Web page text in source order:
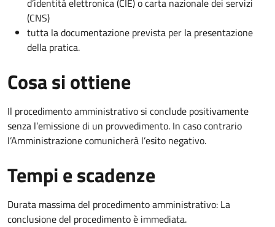
d’identità elettronica (CIE) o carta nazionale dei servizi
(CNS)
tutta la documentazione prevista per la presentazione
della pratica.
Cosa si ottiene
Il procedimento amministrativo si conclude positivamente
senza l’emissione di un provvedimento. In caso contrario
l’Amministrazione comunicherà l’esito negativo.
Tempi e scadenze
Durata massima del procedimento amministrativo: La
conclusione del procedimento è immediata.